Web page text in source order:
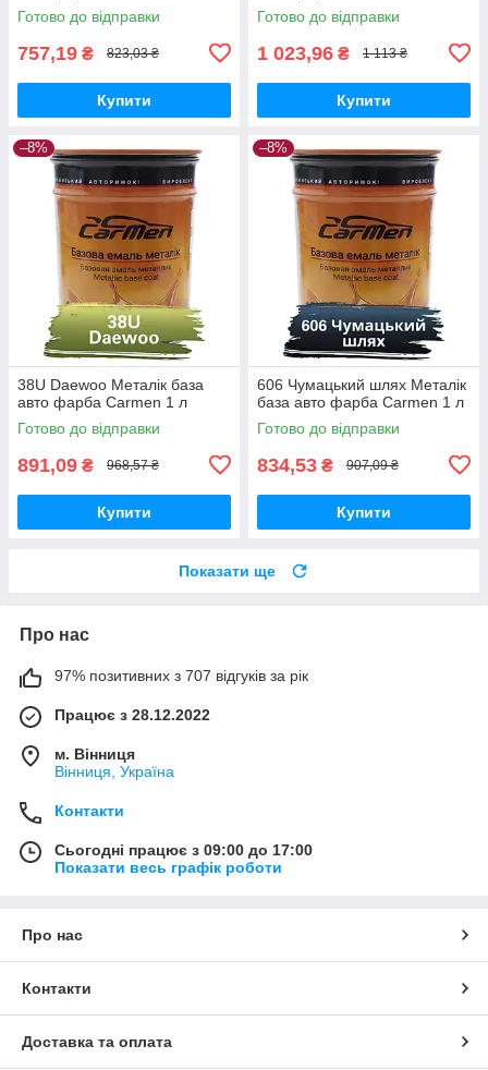
Готово до відправки
757,19 ₴ 823,03 ₴
Купити
Готово до відправки
1 023,96 ₴ 1 113 ₴
Купити
–8%
38U Daewoo Металік база
авто фарба Carmen 1 л
Готово до відправки
891,09 ₴ 968,57 ₴
Купити
–8%
606 Чумацький шлях Металік
база авто фарба Carmen 1 л
Готово до відправки
834,53 ₴ 907,09 ₴
Купити
Показати ще
Про нас
97% позитивних з 707 відгуків за рік
Працює з 28.12.2022
м. Вінниця
Вінниця, Україна
Контакти
Сьогодні працює з 09:00 до 17:00
Показати весь графік роботи
Про нас
Контакти
Доставка та оплата